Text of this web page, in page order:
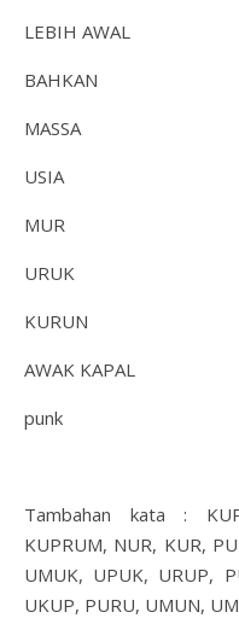
LEBIH AWAL
BAHKAN
MASSA
USIA
MUR
URUK
KURUN
AWAK KAPAL
punk
Tambahan kata :
KUPRUM, NUR, KUR,
UMUK, UPUK, URUP,
UKUP, PURU, UMUN,